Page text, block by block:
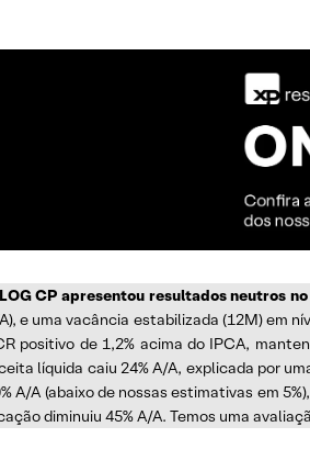
CP apresentou resultados neutros
e uma vacância estabilizada (12M) em
positivo de 1,2% acima do IPCA,
líquida caiu 24% A/A, explicada por
A/A (abaixo de nossas estimativas em
diminuiu 45% A/A. Temos uma